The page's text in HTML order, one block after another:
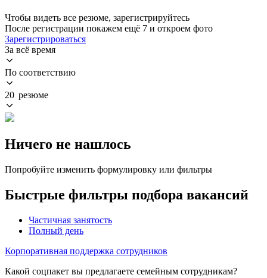
Чтобы видеть все резюме, зарегистрируйтесь
После регистрации покажем ещё 7 и откроем фото
Зарегистрироваться
За всё время
По соответствию
20 резюме
Ничего не нашлось
Попробуйте изменить формулировку или фильтры
Быстрые фильтры подбора вакансий
Частичная занятость
Полный день
Корпоративная поддержка сотрудников
Какой соцпакет вы предлагаете семейным сотрудникам?